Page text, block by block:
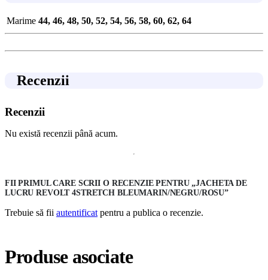
Marime 44, 46, 48, 50, 52, 54, 56, 58, 60, 62, 64
Recenzii
Recenzii
Nu există recenzii până acum.
FII PRIMUL CARE SCRII O RECENZIE PENTRU „JACHETA DE
LUCRU REVOLT 4STRETCH BLEUMARIN/NEGRU/ROSU”
Trebuie să fii autentificat pentru a publica o recenzie.
Produse asociate